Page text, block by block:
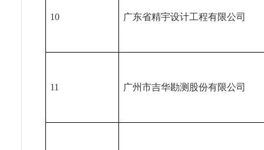
10 广东省精宇设计工程有限公司
11 广州市吉华勘测股份有限公司